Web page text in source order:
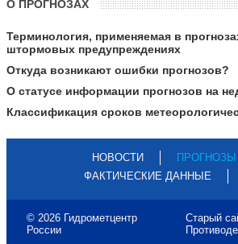
О ПРОГНОЗАХ
Терминология, применяемая в
штормовых предупреждениях
Откуда возникают ошибки прогнозов?
О статусе информации прогнозов на
Классификация сроков
НОВОСТИ
ПРОГНОЗЫ
ФАКТИЧЕСКИЕ ДАННЫЕ
© 2026 Гидрометцентр
России
Старый